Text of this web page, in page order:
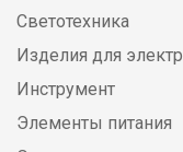
Светотехника
Изделия для
Инструмент
Элементы питания